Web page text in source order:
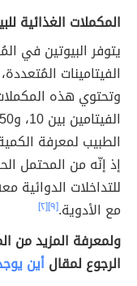
المكملات الغذائية
يتوفر البيوتين في
الفيتامينات
وتحتوي هذه
الطبيب لمعرفة
إذ إنّه من المحتمل
للتداخلات الدوائية
مع الأدوية.[٩] [٢]
ولمعرفة المزيد من
الرجوع لمقالأين